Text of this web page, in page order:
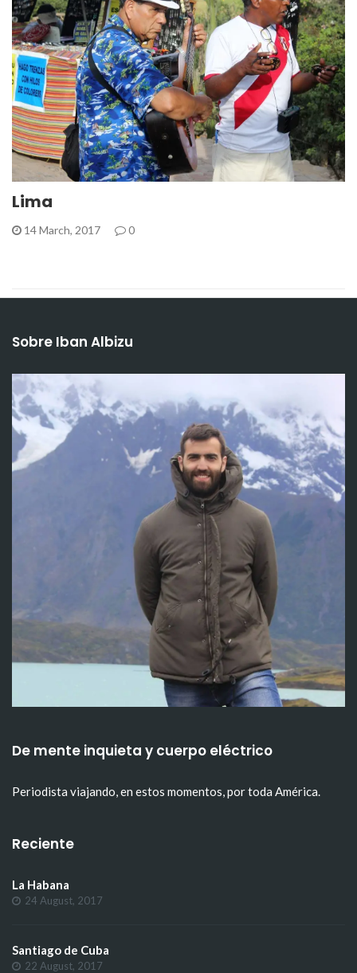
Lima
14 March, 2017 0
Sobre Iban Albizu
De mente inquieta y cuerpo eléctrico
Periodista viajando, en estos momentos, por toda América.
Reciente
La Habana
24 August, 2017
Santiago de Cuba
22 August, 2017